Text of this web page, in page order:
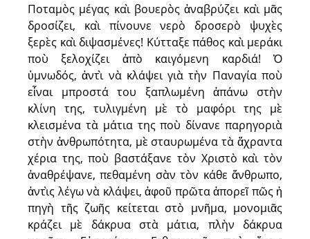
Ποταμὸς μέγας καὶ βουερὸς ἀναβρύζει καὶ μᾶς
δροσίζει, καὶ πίνουνε νερὸ δροσερὸ ψυχὲς
ξερὲς καὶ διψασμένες! Κύτταξε πάθος καὶ μεράκι
ποὺ ξελοχίζει ἀπὸ καιγόμενη καρδιά! Ὁ
ὑμνωδός, ἀντὶ νὰ κλάψει γιὰ τὴν Παναγία ποὺ
εἶναι μπροστά του ξαπλωμένη ἀπάνω στὴν
κλίνη της, τυλιγμένη μὲ τὸ μαφόρι της μὲ
κλεισμένα τὰ μάτια της ποὺ δίνανε παρηγοριὰ
στὴν ἀνθρωπότητα, μὲ σταυρωμένα τὰ ἄχραντα
χέρια της, ποὺ βαστάξανε τὸν Χριστὸ καὶ τὸν
ἀναθρέψανε, πεθαμένη σὰν τὸν κάθε ἄνθρωπο,
ἀντὶς λέγω νὰ κλάψει, ἀφοῦ πρῶτα ἀπορεῖ πῶς ἡ
πηγὴ τῆς ζωῆς κείτεται στὸ μνῆμα, μονομιᾶς
κράζει μὲ δάκρυα στὰ μάτια, πλὴν δάκρυα